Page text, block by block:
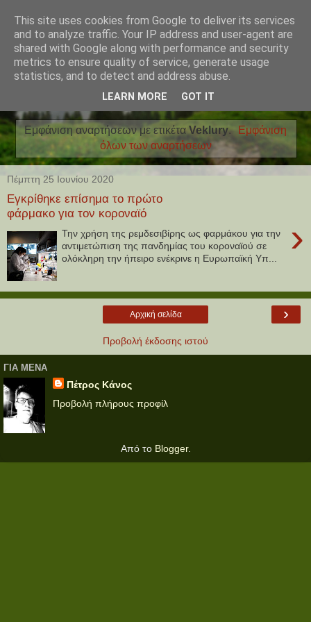
Εμφάνιση αναρτήσεων με ετικέταVeklury. Εμφάνιση
όλων των αναρτήσεων
Πέμπτη 25 Ιουνίου 2020
Εγκρίθηκε επίσημα το πρώτο
φάρμακο για τον κοροναϊό
›
Την χρήση της ρεμδεσιβίρης ως φαρμάκου για την
αντιμετώπιση της πανδημίας του κοροναϊού σε
ολόκληρη την ήπειρο ενέκρινε η Ευρωπαϊκή Υπ...
›
Αρχική σελίδα
Προβολή έκδοσης ιστού
ΓΙΑ ΜΕΝΑ
Πέτρος Κάνος
Προβολή πλήρους προφίλ
Από το Blogger.
This site uses cookies from Google to deliver its services
and to analyze traffic. Your IP address and user-agent are
shared with Google along with performance and security
metrics to ensure quality of service, generate usage
statistics, and to detect and address abuse.
LEARN MORE GOT IT